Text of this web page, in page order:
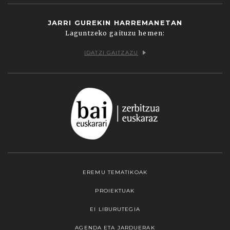
JARRI GUREKIN HARREMANETAN
Laguntzeko gaituzu hemen:
IDATZI GAITZAZU
EREMU TEMATIKOAK
PROIEKTUAK
EI LIBURUTEGIA
AGENDA ETA JARDUERAK